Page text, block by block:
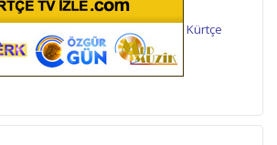
Kürtçe